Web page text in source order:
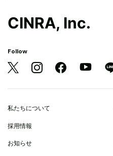
CINRA, Inc.
Follow
私たちについて
採用情報
お知らせ